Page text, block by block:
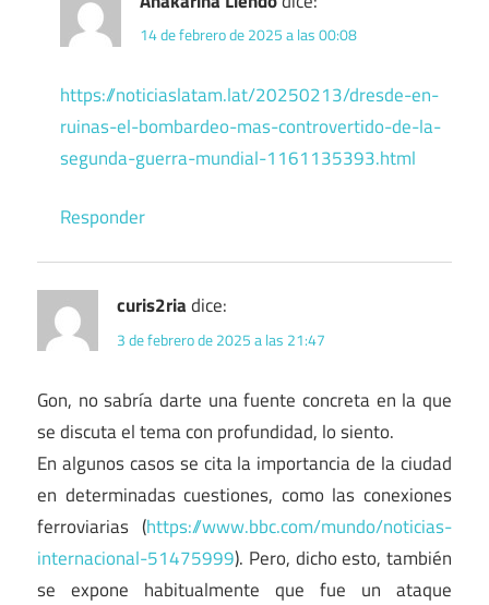
14 de febrero de 2025 a las 00:08
https://noticiaslatam.lat/20250213/dresde-en-
ruinas-el-bombardeo-mas-controvertido-de-la-
segunda-guerra-mundial-1161135393.html
Responder
curis2riadice:
3 de febrero de 2025 a las 21:47
Gon, no sabría darte una fuente concreta en la que
se discuta el tema con profundidad, lo siento.
En algunos casos se cita la importancia de la ciudad
en determinadas cuestiones, como las conexiones
ferroviarias (https://www.bbc.com/mundo/noticias-
internacional-51475999). Pero, dicho esto, también
se expone habitualmente que fue un ataque